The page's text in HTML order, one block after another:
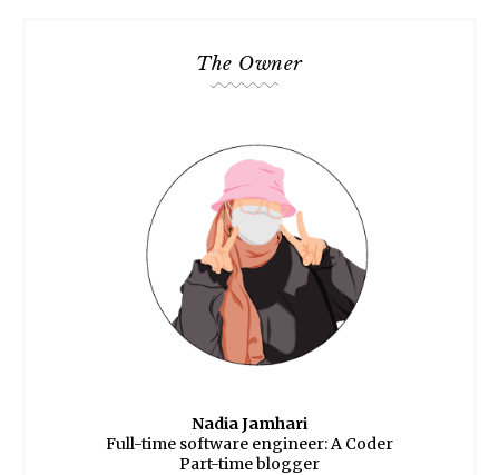
The Owner
Nadia Jamhari
Full-time software engineer: A Coder
Part-time blogger